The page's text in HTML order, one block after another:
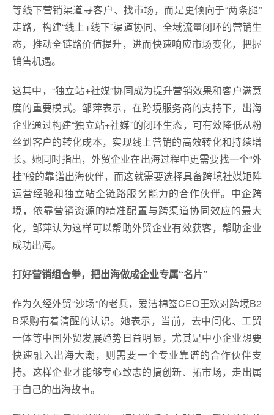
等线下营销渠道寻客户、找市场，而是更倾向于“两条腿”
走路，构建“线上+线下”渠道协同、全域流量闭环的营销生
态，推动全链路价值提升，进而快速响应市场变化，把握
销售机遇。
这其中，“独立站+社媒”协同成为提升营销效果和客户满意
度的重要模式。邹萍表示，在跨境服务商的支持下，出海
企业通过构建“独立站+社媒”的闭环生态，可有效降低从粉
丝到客户的转化成本，实现线上营销的高效转化和持续增
长。她同时指出，外贸企业在出海过程中更需要找一个“外
挂”般的靠谱出海伙伴，而这就需要选择具备跨境社媒矩阵
运营经验和独立站全链路服务能力的合作伙伴。中企跨
境，依靠营销资源的精准配置与跨渠道协同效应的最大
化，邹萍认为这样可以帮助外贸企业有效获客，帮助企业
成功出海。
打好营销组合拳，把出海做成企业专属“名片”
作为久经外贸“沙场”的老兵，爱洁棉签CEO王欢对跨境B2
B采购有着清醒的认识。她表示，当前，去中间化、工贸
一体等中国外贸发展趋势日益明显，尤其是中小企业想要
快速融入出海大潮，则需要一个专业靠谱的合作伙伴支
持。这样企业才能够专心致志的搞创新、拓市场，走出属
于自己的出海故事。